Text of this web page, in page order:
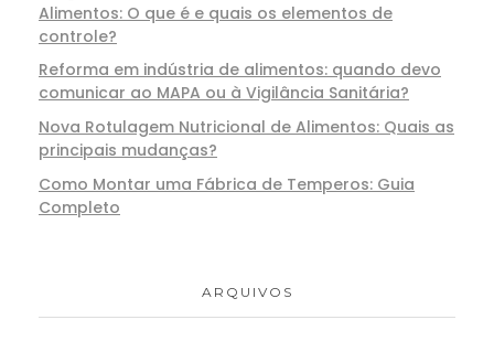
Alimentos: O que é e quais os elementos de
controle?
Reforma em indústria de alimentos: quando devo
comunicar ao MAPA ou à Vigilância Sanitária?
Nova Rotulagem Nutricional de Alimentos: Quais as
principais mudanças?
Como Montar uma Fábrica de Temperos: Guia
Completo
ARQUIVOS